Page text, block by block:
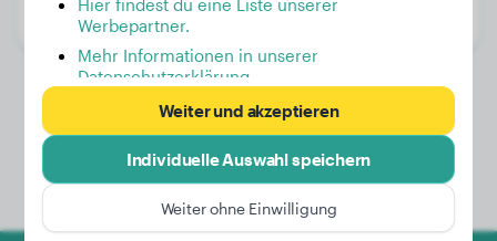
Geschlecht:
Werbepartner.
Mehr Informationen in unserer
Datenschutzerklärung
Weiter und akzeptieren
Individuelle Auswahl speichern
Weiter ohne Einwilligung